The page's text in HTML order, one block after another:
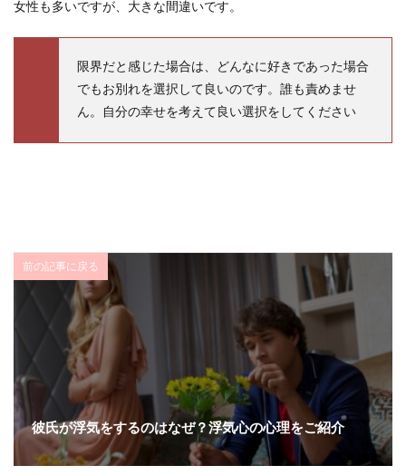
女性も多いですが、大きな間違いです。
限界だと感じた場合は、どんなに好きであった場合
でもお別れを選択して良いのです。誰も責めませ
ん。自分の幸せを考えて良い選択をしてください
前の記事に戻る
彼氏が浮気をするのはなぜ？浮気心の心理をご紹介